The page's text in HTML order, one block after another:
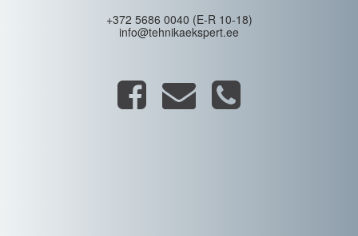
+372 5686 0040 (E-R 10-18)
info@tehnikaekspert.ee